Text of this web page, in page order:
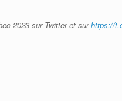
2023 sur Twitter et surhttps://